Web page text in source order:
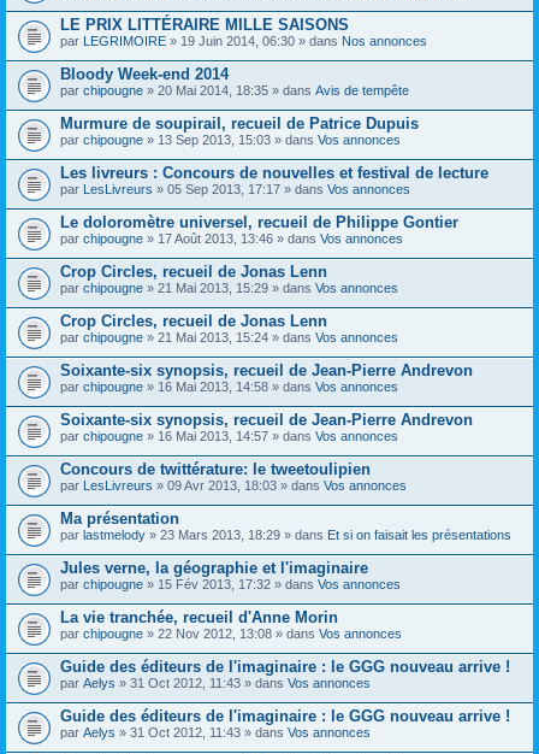
LE PRIX LITTÉRAIRE MILLE SAISONS
par LEGRIMOIRE » 19 Juin 2014, 06:30 » dans Nos annonces
Bloody Week-end 2014
par chipougne » 20 Mai 2014, 18:35 » dans Avis de tempête
Murmure de soupirail, recueil de Patrice Dupuis
par chipougne » 13 Sep 2013, 15:03 » dans Vos annonces
Les livreurs : Concours de nouvelles et festival de lecture
par LesLivreurs » 05 Sep 2013, 17:17 » dans Vos annonces
Le doloromètre universel, recueil de Philippe Gontier
par chipougne » 17 Août 2013, 13:46 » dans Vos annonces
Crop Circles, recueil de Jonas Lenn
par chipougne » 21 Mai 2013, 15:29 » dans Vos annonces
Crop Circles, recueil de Jonas Lenn
par chipougne » 21 Mai 2013, 15:24 » dans Vos annonces
Soixante-six synopsis, recueil de Jean-Pierre Andrevon
par chipougne » 16 Mai 2013, 14:58 » dans Vos annonces
Soixante-six synopsis, recueil de Jean-Pierre Andrevon
par chipougne » 16 Mai 2013, 14:57 » dans Vos annonces
Concours de twittérature: le tweetoulipien
par LesLivreurs » 09 Avr 2013, 18:03 » dans Vos annonces
Ma présentation
par lastmelody » 23 Mars 2013, 18:29 » dans Et si on faisait les présentations
Jules verne, la géographie et l'imaginaire
par chipougne » 15 Fév 2013, 17:32 » dans Vos annonces
La vie tranchée, recueil d'Anne Morin
par chipougne » 22 Nov 2012, 13:08 » dans Vos annonces
Guide des éditeurs de l'imaginaire : le GGG nouveau arrive !
par Aelys » 31 Oct 2012, 11:43 » dans Vos annonces
Guide des éditeurs de l'imaginaire : le GGG nouveau arrive !
par Aelys » 31 Oct 2012, 11:43 » dans Vos annonces